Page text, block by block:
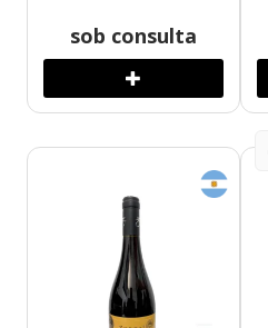
sob consulta